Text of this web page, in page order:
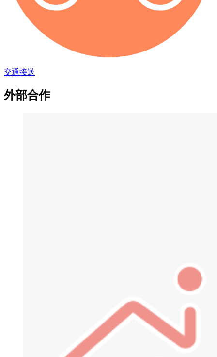
交通接送
外部合作